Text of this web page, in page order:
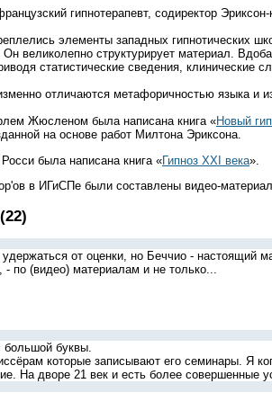
гипнотерапевт, содиректор
элементы западных гипнотических
великолепно структурирует материал.
статистические сведения,
отличаются метафоричностью языка и
Жюсленом была написана книга «Новый
на основе работ Милтона Эриксона.
была написана книга «Гипноз XXI века».
в ИГиСПе были составлены видео-
от оценки, но Беччио - настоящий
по (видео) материалам и не только...
буквы.
которые записывают его семинары. Я
На дворе 21 век и есть более совершенные